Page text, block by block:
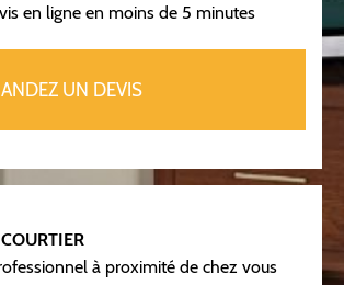
en ligne en moins de 5 minutes
UN DEVIS
à proximité de chez vous